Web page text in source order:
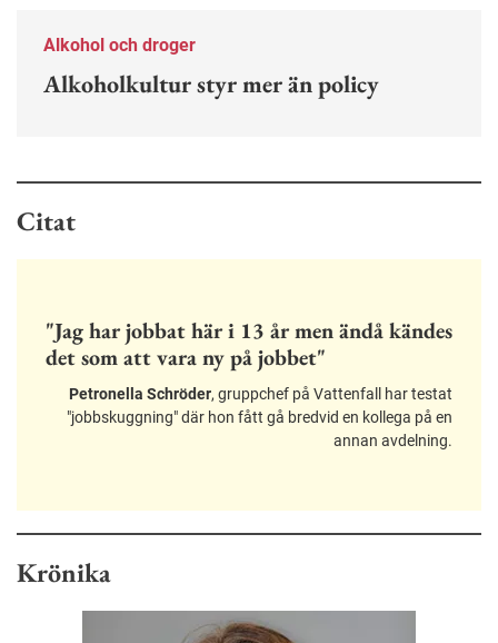
Alkohol och droger
Alkoholkultur styr mer än policy
Citat
"Jag har jobbat här i 13 år men ändå kändes
det som att vara ny på jobbet"
Petronella Schröder, gruppchef på Vattenfall har testat
"jobbskuggning" där hon fått gå bredvid en kollega på en
annan avdelning.
Krönika